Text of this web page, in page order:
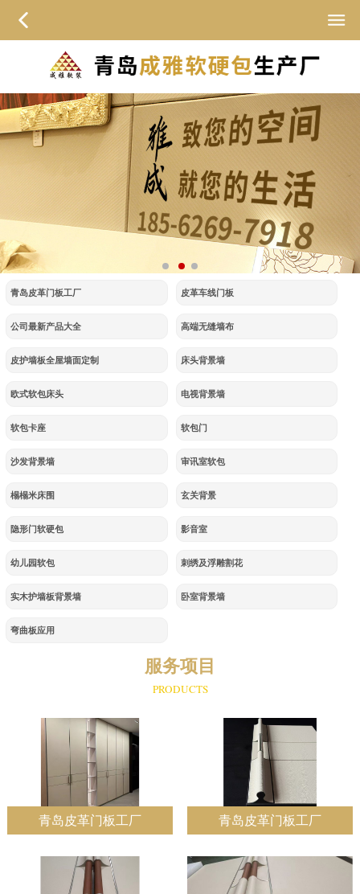
青岛皮革门板工厂 皮革车线门板
公司最新产品大全 高端无缝墙布
皮护墙板全屋墙面定制 床头背景墙
欧式软包床头 电视背景墙
软包卡座 软包门
沙发背景墙 审讯室软包
榻榻米床围 玄关背景
隐形门软硬包 影音室
幼儿园软包 刺绣及浮雕割花
实木护墙板背景墙 卧室背景墙
弯曲板应用
服务项目
PRODUCTS
青岛皮革门板工厂 青岛皮革门板工厂